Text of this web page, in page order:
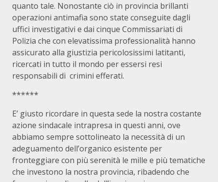
quanto tale. Nonostante ciò in provincia brillanti
operazioni antimafia sono state conseguite dagli
uffici investigativi e dai cinque Commissariati di
Polizia che con elevatissima professionalità hanno
assicurato alla giustizia pericolosissimi latitanti,
ricercati in tutto il mondo per essersi resi
responsabili di crimini efferati.
******
E’ giusto ricordare in questa sede la nostra costante
azione sindacale intrapresa in questi anni, ove
abbiamo sempre sottolineato la necessità di un
adeguamento dell’organico esistente per
fronteggiare con più serenità le mille e più tematiche
che investono la nostra provincia, ribadendo che